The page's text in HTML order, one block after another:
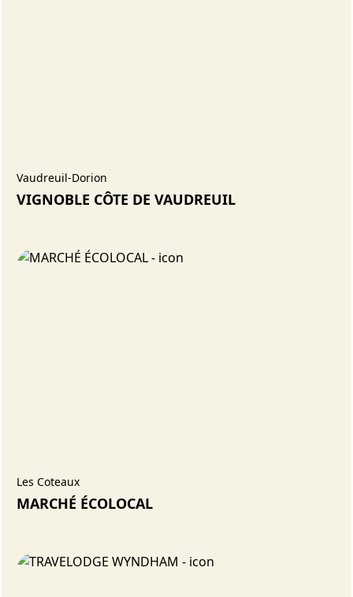
Vaudreuil-Dorion
VIGNOBLE CÔTE DE VAUDREUIL
Les Coteaux
MARCHÉ ÉCOLOCAL